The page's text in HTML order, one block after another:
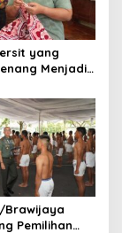
yang
Menjadi
Brawijaya
Pemilihan